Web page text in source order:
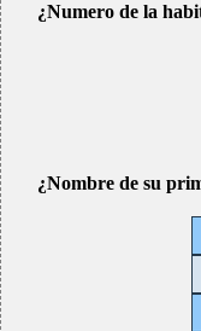
¿Numero de la
¿Nombre de su